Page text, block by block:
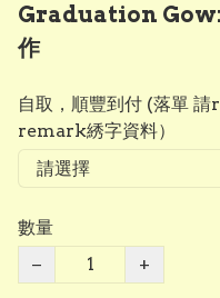
Graduation
作
自取，順豐到付 (落單
remark綉字資料）
數量
−
+